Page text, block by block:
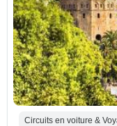
Circuits en voiture &